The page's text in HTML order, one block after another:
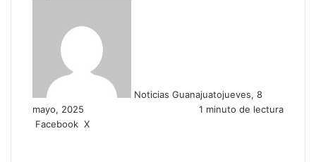
Noticias Guanajuatojueves, 8
mayo, 2025
1 minuto de lectura
Facebook X